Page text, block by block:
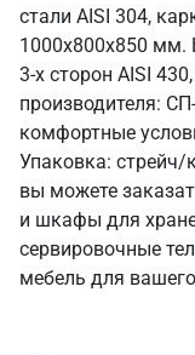
стали AISI 304,
1000x800x850 мм.
3-х сторон AISI
производителя:
комфортные
Упаковка: стрейч/
вы можете
и шкафы для
сервировочные
мебель для